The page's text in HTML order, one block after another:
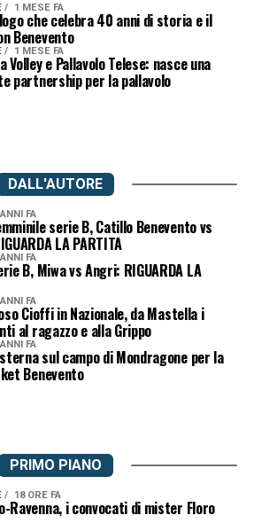
1 MESE FA
che celebra 40 anni di storia e il
Benevento
1 MESE FA
Volley e Pallavolo Telese: nasce una
partnership per la pallavolo
DALL'AUTORE
FA
serie B, Catillo Benevento vs
LA PARTITA
FA
B, Miwa vs Angri: RIGUARDA LA
FA
Cioffi in Nazionale, da Mastella i
al ragazzo e alla Grippo
FA
sul campo di Mondragone per la
Benevento
PRIMO PIANO
18 ORE FA
Ravenna, i convocati di mister Floro